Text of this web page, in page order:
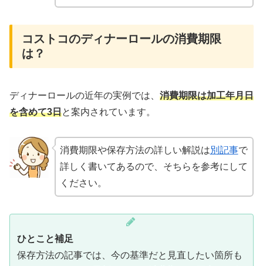
コストコのディナーロールの消費期限
は？
ディナーロールの近年の実例では、 消費期限は加工年月日
を含めて3日と案内されています。
消費期限や保存方法の詳しい解説は別記事で
詳しく書いてあるので、そちらを参考にして
ください。
ひとこと補足
保存方法の記事では、今の基準だと見直したい箇所も